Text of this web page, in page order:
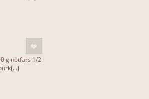
g nötfärs 1/2